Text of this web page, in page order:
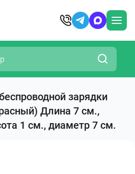
зарядки
Длина 7 см.,
1 см., диаметр 7 см.